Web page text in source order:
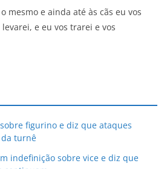
mesmo e ainda até às cãs eu vos
e eu vos trarei e vos
figurino e diz que ataques
turnê
indefinição sobre vice e diz que